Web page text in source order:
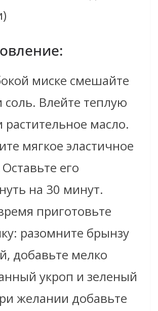
миске смешайте
соль. Влейте теплую
растительное масло.
мягкое эластичное
Оставьте его
на 30 минут.
приготовьте
разомните брынзу
добавьте мелко
укроп и зеленый
желании добавьте